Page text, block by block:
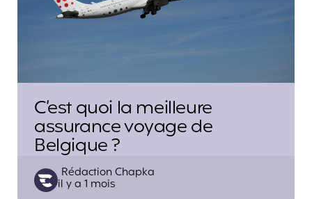
C’est quoi la meilleure
assurance voyage de
Belgique ?
Posted
by
Rédaction Chapka
il y a 1 mois